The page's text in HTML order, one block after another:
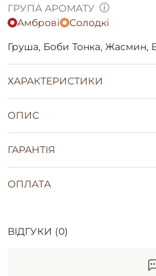
ГРУПА АРОМАТУ
Амброві
Солодкі
Груша, Боби Тонка, Жасмин,
ХАРАКТЕРИСТИКИ
ОПИС
ГАРАНТІЯ
ОПЛАТА
ВІДГУКИ (0)